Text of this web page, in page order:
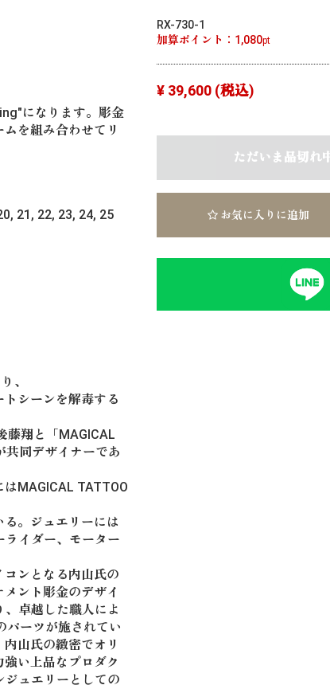
になります。彫金
を組み合わせてリ
21, 22, 23, 24, 25
、
シーンを解毒する
藤翔と「MAGICAL
共同デザイナーであ
MAGICAL TATTOO
。ジュエリーには
ライダー、モーター
ンとなる内山氏の
ント彫金のデザイ
卓越した職人によ
パーツが施されてい
山氏の緻密でオリ
い上品なプロダク
ュエリーとしての
RX-730-1
加算ポイント： 1,080pt
¥ 39,600 (税込)
ただいま品切れ
お気に入りに追加